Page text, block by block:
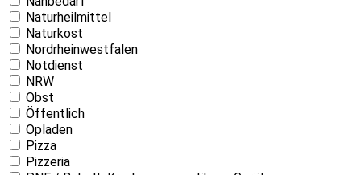
Naturheilmittel
Naturkost
Nordrheinwestfalen
Notdienst
NRW
Obst
Öffentlich
Opladen
Pizza
Pizzeria